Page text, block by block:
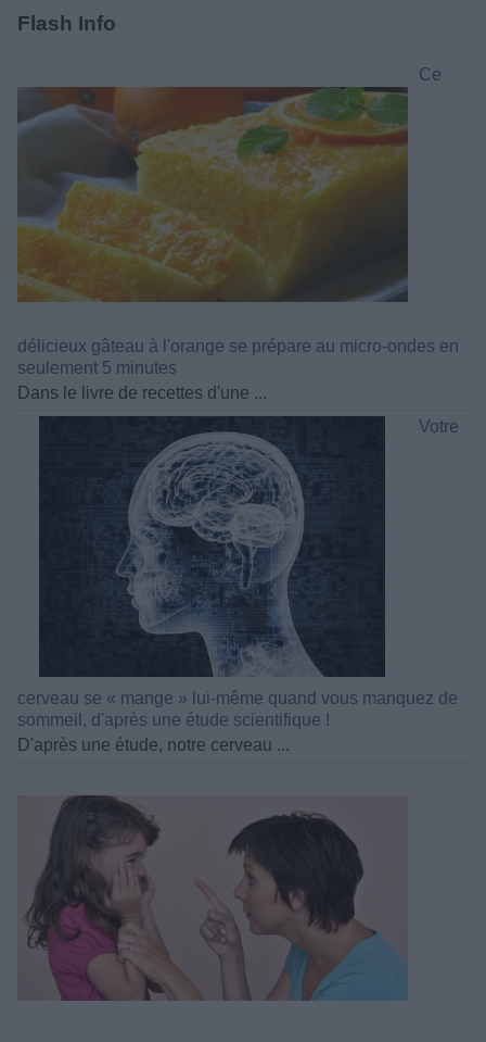
Flash Info
Ce
délicieux gâteau à l'orange se prépare au micro-ondes en
seulement 5 minutes
Dans le livre de recettes d'une ...
Votre
cerveau se « mange » lui-même quand vous manquez de
sommeil, d'après une étude scientifique !
D'après une étude, notre cerveau ...